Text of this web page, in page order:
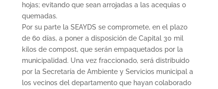
hojas; evitando que sean arrojadas a las acequias o
quemadas.
Por su parte la SEAYDS se compromete, en el plazo
de 60 días, a poner a disposición de Capital 30 mil
kilos de compost, que serán empaquetados por la
municipalidad. Una vez fraccionado, será distribuido
por la Secretaría de Ambiente y Servicios municipal a
los vecinos del departamento que hayan colaborado